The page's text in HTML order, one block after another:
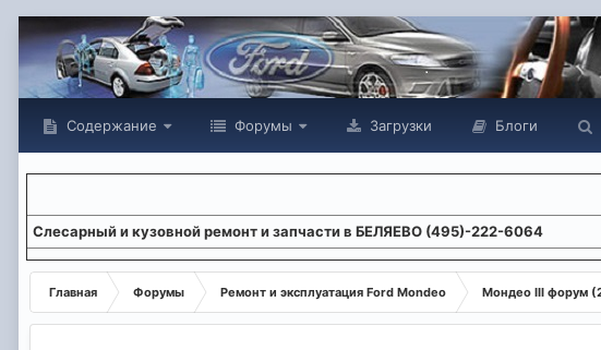
Содержание Форумы Загрузки Блоги
Слесарный и кузовной ремонт и запчасти в БЕЛЯЕВО (495)-222-6064
Главная Форумы Ремонт и эксплуатация Ford Mondeo Мондео III форум